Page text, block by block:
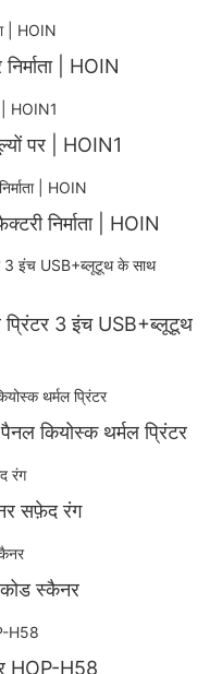
| HOIN
पर | HOIN1
निर्माता | HOIN
3 इंच USB+ब्लूटूथ
कियोस्क थर्मल प्रिंटर
सफ़ेद रंग
स्कैनर
HOP-H58